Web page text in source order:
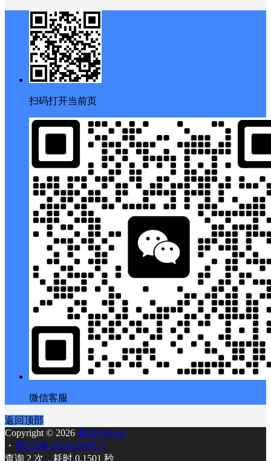
扫码打开当前页
微信客服
返回顶部
Copyright © 2026 幕后Muhou
・ 冀ICP备18036164号-3
查询 2 次，耗时 0.1501 秒